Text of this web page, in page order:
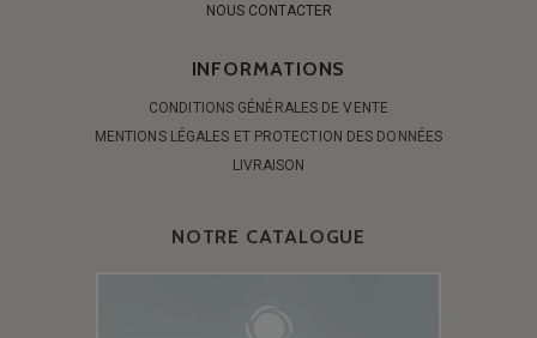
NOUS CONTACTER
INFORMATIONS
CONDITIONS GÉNÉRALES DE VENTE
MENTIONS LÉGALES ET PROTECTION DES DONNÉES
LIVRAISON
NOTRE CATALOGUE